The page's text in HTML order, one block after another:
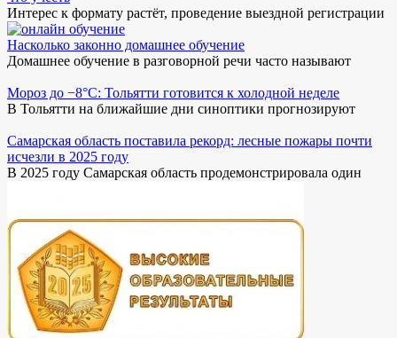
Интерес к формату растёт, проведение выездной регистрации
Насколько законно домашнее обучение
Домашнее обучение в разговорной речи часто называют
Мороз до −8°C: Тольятти готовится к холодной неделе
В Тольятти на ближайшие дни синоптики прогнозируют
Самарская область поставила рекорд: лесные пожары почти
исчезли в 2025 году
В 2025 году Самарская область продемонстрировала один